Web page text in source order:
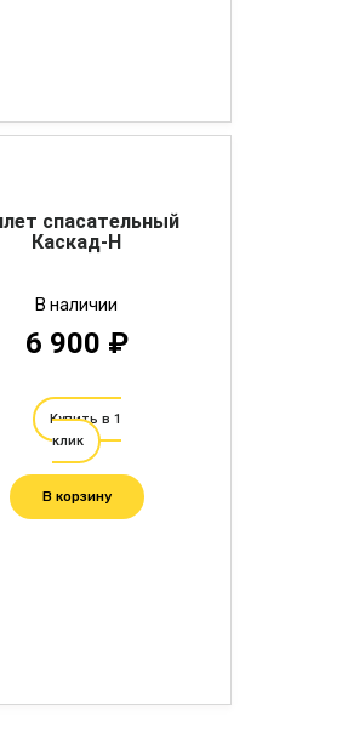
спасательный
Каскад-Н
В наличии
6 900 ₽
Купить в 1
клик
В корзину